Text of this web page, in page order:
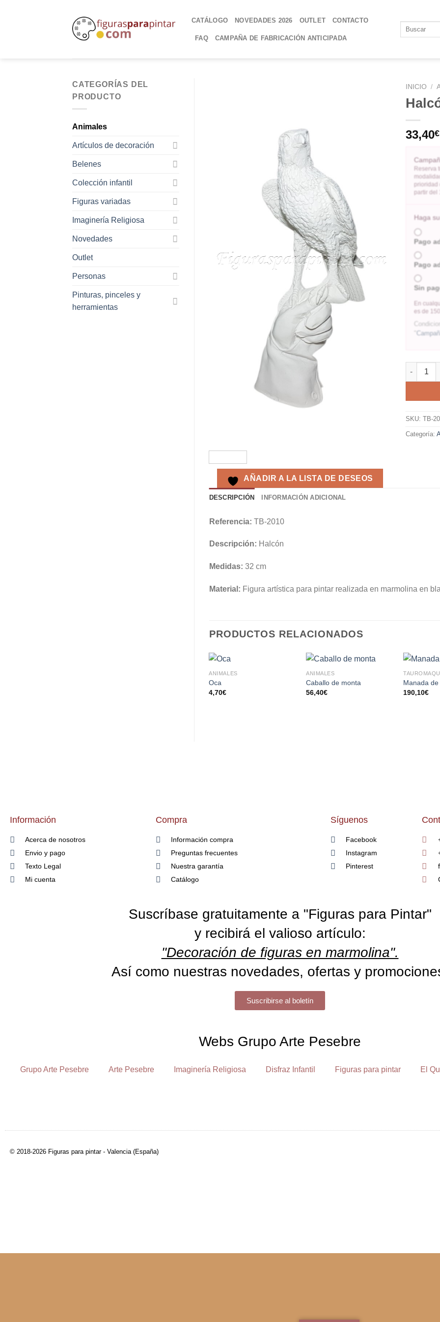
CATÁLOGO NOVEDADES 2026 OUTLET CONTACTO
FAQ CAMPAÑA DE FABRICACIÓN ANTICIPADA
CATEGORÍAS DEL
PRODUCTO
Animales
Artículos de decoración
Belenes
Colección infantil
Figuras variadas
Imaginería Religiosa
Novedades
Outlet
Personas
Pinturas, pinceles y
herramientas
AÑADIR A LA LISTA DE DESEOS
INICIO /
33,40€
Reserva
prioridad
partir del
Haga
Pago
Pago
Sin
En
es de
"
SKU:TB-
Categoría:
DESCRIPCIÓN INFORMACIÓN ADICIONAL
Referencia: TB-2010
Descripción: Halcón
Medidas: 32 cm
Material: Figura artística para pintar realizada en marmolina en
PRODUCTOS RELACIONADOS
ANIMALES
Oca
4,70€
ANIMALES
Caballo de monta
56,40€
Manada
190,10€
Información
Acerca de nosotros
Envio y pago
Texto Legal
Mi cuenta
Compra
Información compra
Preguntas frecuentes
Nuestra garantía
Catálogo
Síguenos
Facebook
Instagram
Pinterest
Suscríbase gratuitamente a "Figuras para Pintar"
y recibirá el valioso artículo:
"Decoración de figuras en marmolina".
Así como nuestras novedades, ofertas y
Suscribirse al boletín
Webs Grupo Arte Pesebre
Grupo Arte Pesebre Arte Pesebre Imaginería Religiosa Disfraz Infantil Figuras para pintar El
© 2018-2026 Figuras para pintar - Valencia (España)